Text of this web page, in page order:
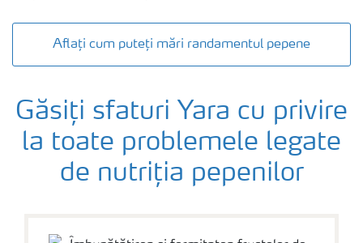
Aflați cum puteți mări randamentul pepene
Găsiți sfaturi Yara cu privire
la toate problemele legate
de nutriția pepenilor